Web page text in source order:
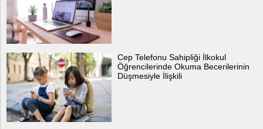
Cep Telefonu Sahipliği İlkokul
Öğrencilerinde Okuma Becerilerinin
Düşmesiyle İlişkili